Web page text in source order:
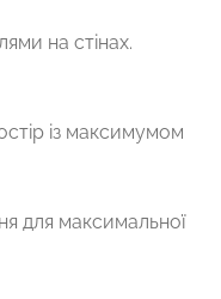
на стінах.
із максимумом
для максимальної